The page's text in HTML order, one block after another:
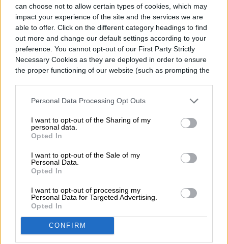
can choose not to allow certain types of cookies, which may
impact your experience of the site and the services we are
able to offer. Click on the different category headings to find
out more and change our default settings according to your
preference. You cannot opt-out of our First Party Strictly
Necessary Cookies as they are deployed in order to ensure
the proper functioning of our website (such as prompting the
Personal Data Processing Opt Outs
I want to opt-out of the Sharing of my
personal data.
Opted In
I want to opt-out of the Sale of my
Personal Data.
Opted In
I want to opt-out of processing my
Personal Data for Targeted Advertising.
Opted In
CONFIRM
TENDENCIAS
El oro que no existía: cómo
una alucinación de IA
encendió un delirio
colectivo